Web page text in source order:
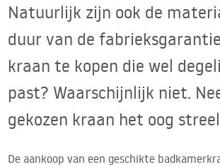
Natuurlijk zijn ook de
duur van de
kraan te kopen die wel
past? Waarschijnlijk niet.
gekozen kraan het oog
De aankoop van een geschikte